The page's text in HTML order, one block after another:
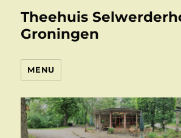
Theehuis
Groningen
MENU